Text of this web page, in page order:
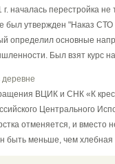
г. началась перестройка
был утвержден "Наказ
определил основные
Был взят курс
ВЦИК и СНК «К
Центрального
отменяется, и вместо
быть меньше, чем хлебная